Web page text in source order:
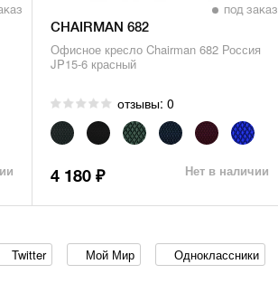
под заказ
CHAIRMAN 682
Офисное кресло Chairman 682 Россия
JP15-6 красный
отзывы: 0
4 180 ₽ Нет в наличии
Twitter Мой Мир Одноклассники